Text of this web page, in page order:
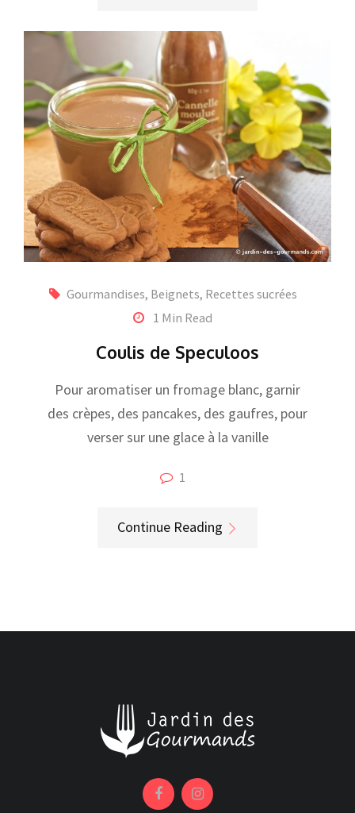
Gourmandises, Beignets, Recettes sucrées
1 Min Read
Coulis de Speculoos
Pour aromatiser un fromage blanc, garnir
des crèpes, des pancakes, des gaufres, pour
verser sur une glace à la vanille
1
Continue Reading